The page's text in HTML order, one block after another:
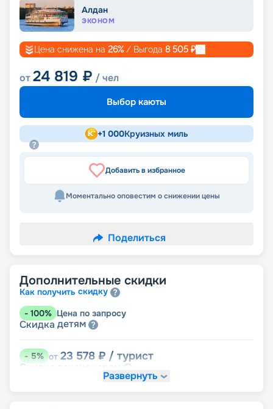
Алдан
ЭКОНОМ
Цена снижена на 26% / Выгода 8 505 ₽
от24 819 ₽ / чел
Выбор каюты
+1 000Круизных миль
Добавить в избранное
Моментально оповестим о снижении цены
Поделиться
Дополнительные скидки
Как получить скидку
- 100% Цена по запросу
Скидка детям
-5% от 23 578 ₽ / турист
Скидка
Развернуть